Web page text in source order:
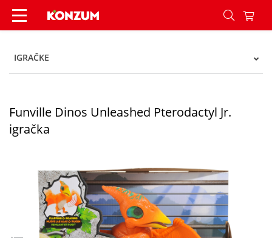
Funville Dinos Unleashed Pterodactyl Jr. igračka
IGRAČKE
Funville Dinos Unleashed Pterodactyl Jr.
igračka